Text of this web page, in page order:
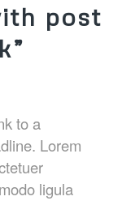
post
to a
Lorem
ligula